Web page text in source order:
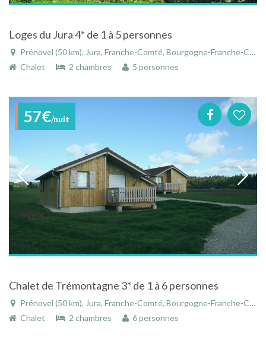
Loges du Jura 4* de 1 à 5 personnes
Prénovel (50 km), Jura, Franche-Comté, Bourgogne-Franche-Comté, France
Chalet
2 chambres 5 personnes
57€/nuit
Chalet de Trémontagne 3* de 1 à 6 personnes
Prénovel (50 km), Jura, Franche-Comté, Bourgogne-Franche-Comté, France
Chalet
2 chambres 6 personnes